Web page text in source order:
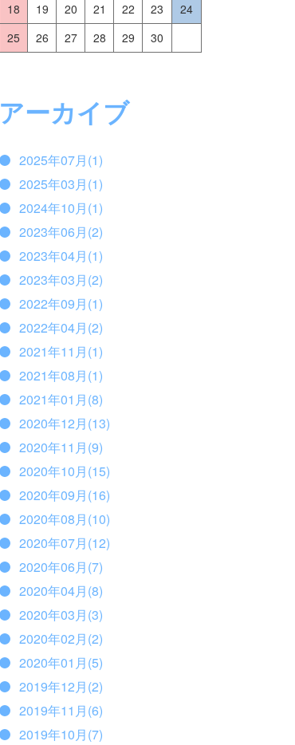
18
19 20 21 22 23
24
25
26 27 28 29 30
アーカイブ
2025年07月(1)
2025年03月(1)
2024年10月(1)
2023年06月(2)
2023年04月(1)
2023年03月(2)
2022年09月(1)
2022年04月(2)
2021年11月(1)
2021年08月(1)
2021年01月(8)
2020年12月(13)
2020年11月(9)
2020年10月(15)
2020年09月(16)
2020年08月(10)
2020年07月(12)
2020年06月(7)
2020年04月(8)
2020年03月(3)
2020年02月(2)
2020年01月(5)
2019年12月(2)
2019年11月(6)
2019年10月(7)